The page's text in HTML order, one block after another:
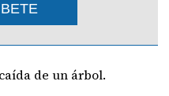
de un árbol.